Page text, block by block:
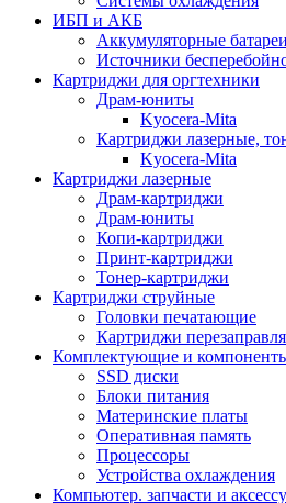
ИБП и АКБ
Аккумуляторные батареи
Источники
Картриджи для оргтехники
Драм-юниты
Kyocera-Mita
Картриджи лазерные,
Kyocera-Mita
Картриджи лазерные
Драм-картриджи
Драм-юниты
Копи-картриджи
Принт-картриджи
Тонер-картриджи
Картриджи струйные
Головки печатающие
Картриджи
Комплектующие и
SSD диски
Блоки питания
Материнские платы
Оперативная память
Процессоры
Устройства охлаждения
Компьютер. запчасти и